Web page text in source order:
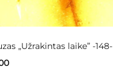
„Užrakintas laike” -148-